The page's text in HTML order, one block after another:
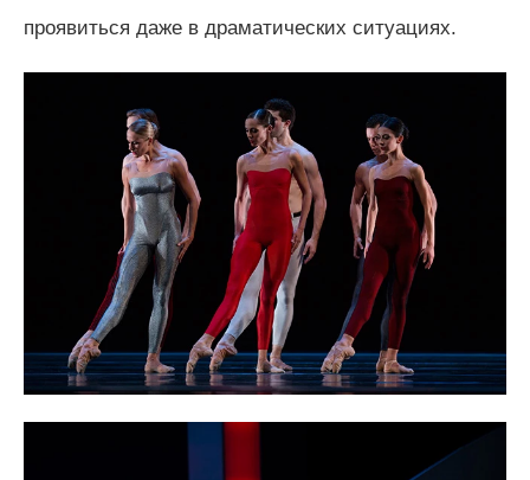
проявиться даже в драматических ситуациях.